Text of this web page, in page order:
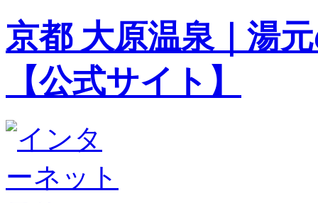
京都 大原温泉｜湯
【公式サイト】